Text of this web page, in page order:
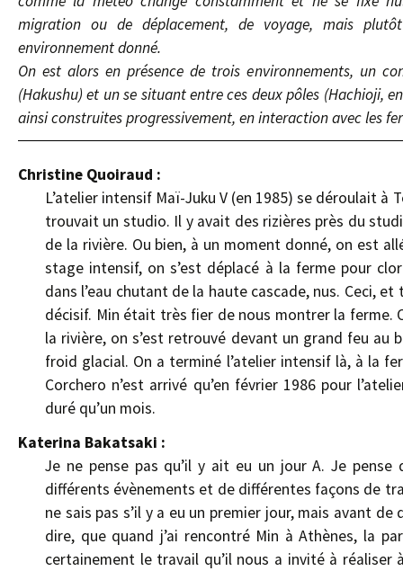
migration ou de déplacement, de voyage, mais
environnement donné.
On est alors en présence de trois environnements, un
(Hakushu) et un se situant entre ces deux pôles (Hachioji,
ainsi construites progressivement, en interaction avec les
Christine Quoiraud :
L’atelier intensif Maï-Juku V (en 1985) se déroulait à
trouvait un studio. Il y avait des rizières près du
de la rivière. Ou bien, à un moment donné, on est
stage intensif, on s’est déplacé à la ferme pour
dans l’eau chutant de la haute cascade, nus. Ceci,
décisif. Min était très fier de nous montrer la ferme.
la rivière, on s’est retrouvé devant un grand feu au
froid glacial. On a terminé l’atelier intensif là, à la
Corchero n’est arrivé qu’en février 1986 pour
duré qu’un mois.
Katerina Bakatsaki :
Je ne pense pas qu’il y ait eu un jour A. Je pense
différents évènements et de différentes façons de
ne sais pas s’il y a eu un premier jour, mais avant
dire, que quand j’ai rencontré Min à Athènes, la
certainement le travail qu’il nous a invité à réaliser